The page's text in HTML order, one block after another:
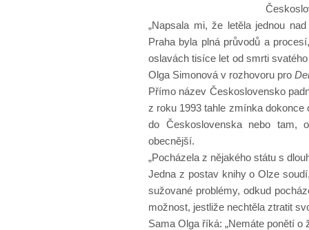
„Napsala mi, že letěla jednou
Praha byla plná průvodů a
oslavách tisíce let od smrti
Olga Simonová v rozhovoru pro
Přímo název Československo
z roku 1993 tahle zmínka
do Československa nebo tam,
obecnější.
„Pocházela z nějakého státu s
Jedna z postav knihy o Olze
sužované problémy, odkud
možnost, jestliže nechtěla ztratit
Sama Olga říká: „Nemáte ponětí o